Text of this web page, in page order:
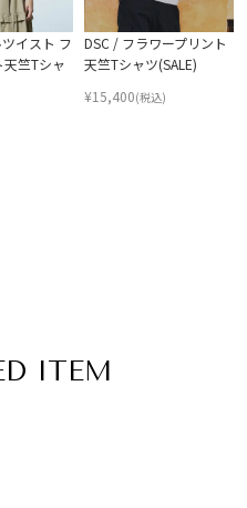
イスト フ
天竺Tシャ
DSC / フラワープリント
天竺Tシャツ(SALE)
¥15,400(税込)
ITEM